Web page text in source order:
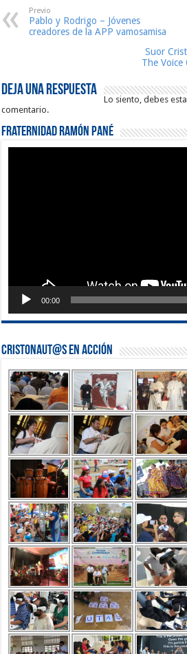
Previo
Pablo y Rodrigo – Jóvenes
creadores de la APP vamosamisa
Suor
The
Deja una respuesta
Lo siento, debes
comentario.
Fraternidad Ramón Pané
00:00
Cristonaut@s en Acción